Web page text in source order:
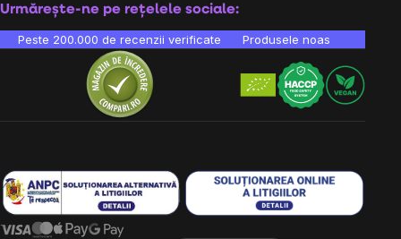
Urmărește-ne pe rețelele sociale:
Peste 200.000 de recenzii verificate Produsele noastre sunt